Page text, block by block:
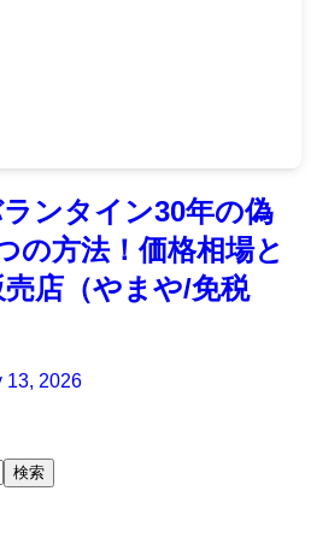
ランタイン30年の偽
の方法！価格相場と
店（やまや/免税
13, 2026
検索